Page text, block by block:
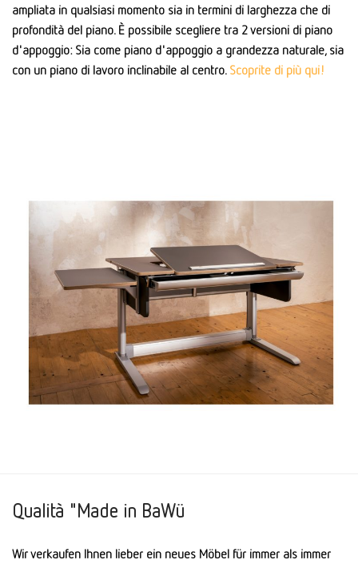
ampliata in qualsiasi momento sia in termini di larghezza che di
profondità del piano. È possibile scegliere tra 2 versioni di piano
d'appoggio: Sia come piano d'appoggio a grandezza naturale, sia
con un piano di lavoro inclinabile al centro. Scoprite di più qui!
Qualità "Made in BaWü
Wir verkaufen Ihnen lieber ein neues Möbel für immer als immer